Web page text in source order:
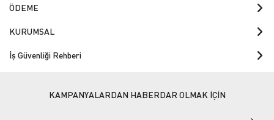
ÖDEME
KURUMSAL
İş Güvenliği Rehberi
KAMPANYALARDAN HABERDAR OLMAK İÇİN